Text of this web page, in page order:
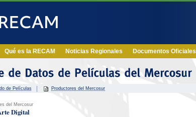
Qué es la RECAM Noticias Regionales Documentos Oficiales
de Películas Productores del Mercosur
del Mercosur
Digital